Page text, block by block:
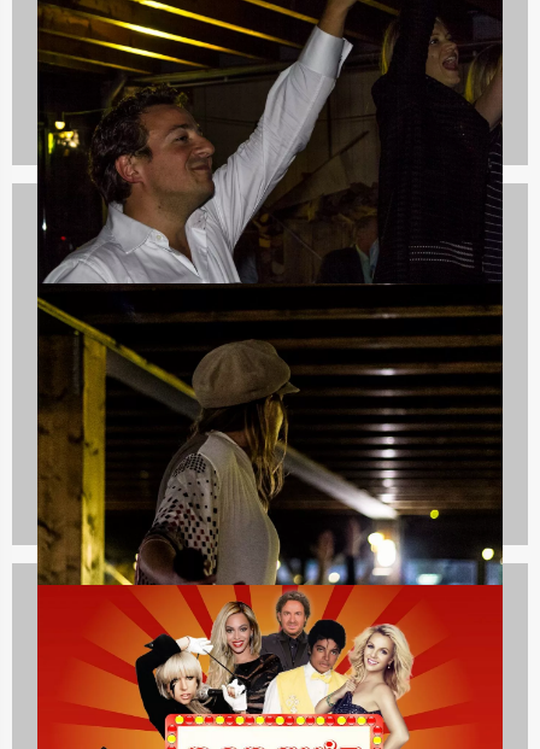
732 uitjes
Culinaire uitjes
1237 uitjes
Teambuilding